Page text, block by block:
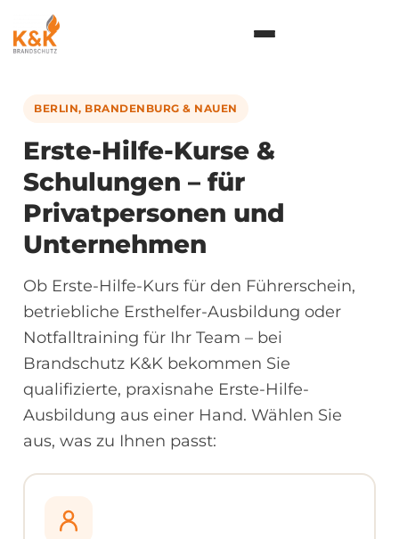
springen
BERLIN, BRANDENBURG & NAUEN
Erste-Hilfe-Kurse &
Schulungen – für
Privatpersonen und
Unternehmen
Ob Erste-Hilfe-Kurs für den Führerschein,
betriebliche Ersthelfer-Ausbildung oder
Notfalltraining für Ihr Team – bei
Brandschutz K&K bekommen Sie
qualifizierte, praxisnahe Erste-Hilfe-
Ausbildung aus einer Hand. Wählen Sie
aus, was zu Ihnen passt: